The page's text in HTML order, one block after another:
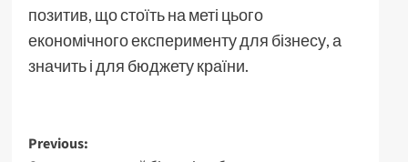
позитив, що стоїть на меті цього
економічного експерименту для бізнесу, а
значить і для бюджету країни.
Post
Previous: